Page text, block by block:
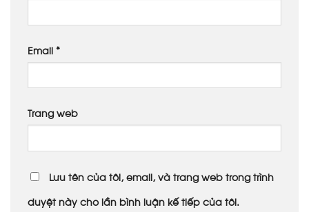
Email *
Trang web
Lưu tên của tôi, email, và trang web trong trình
duyệt này cho lần bình luận kế tiếp của tôi.